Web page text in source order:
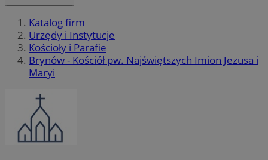
Katalog firm
Urzędy i Instytucje
Kościoły i Parafie
Brynów - Kościół pw. Najświętszych Imion Jezusa i
Maryi